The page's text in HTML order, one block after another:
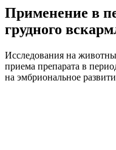
Применение в
грудного
Исследования на
приема препарата в
на эмбриональное